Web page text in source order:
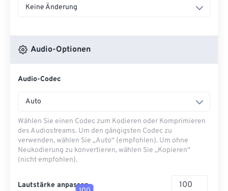
Keine Änderung
Audio-Optionen
Audio-Codec
Auto
Wählen Sie einen Codec zum Kodieren oder Komprimieren
des Audiostreams. Um den gängigsten Codec zu
verwenden, wählen Sie „Auto“ (empfohlen). Um ohne
Neukodierung zu konvertieren, wählen Sie „Kopieren“
(nicht empfohlen).
Lautstärke anpassen